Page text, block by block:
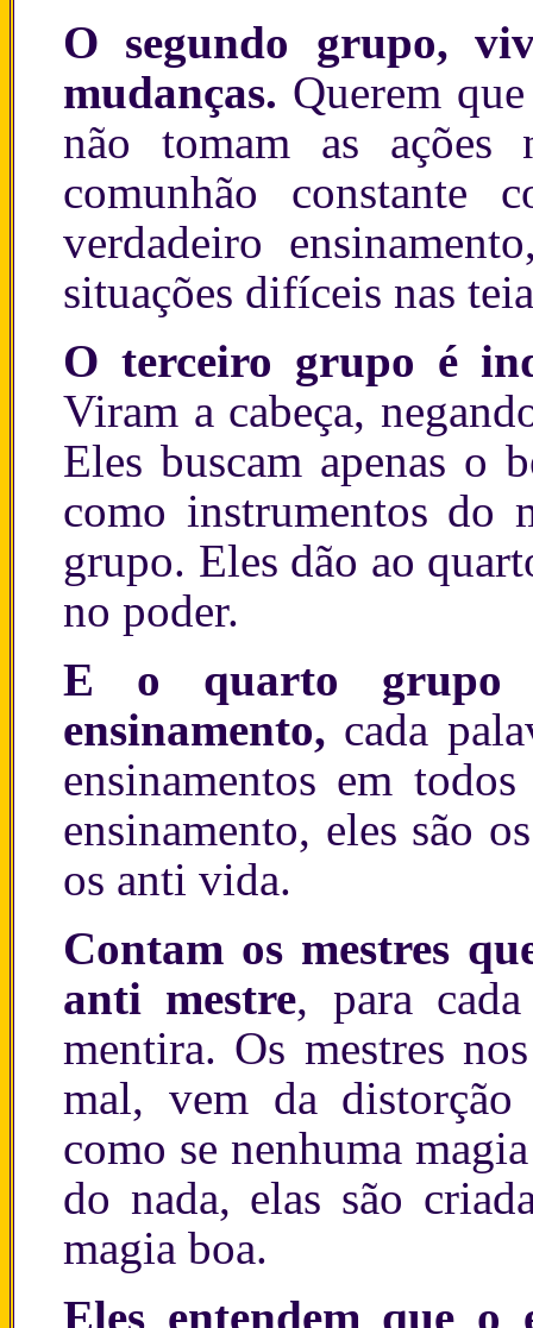
O segundo grupo,
mudanças. Querem
não tomam as ações
comunhão constante
verdadeiro
situações difíceis nas
O terceiro grupo é
Viram a cabeça,
Eles buscam apenas o
como instrumentos do
grupo. Eles dão ao
no poder.
E o quarto grupo
ensinamento, cada
ensinamentos em
ensinamento, eles são
os anti vida.
Contam os mestres
anti mestre, para
mentira. Os mestres
mal, vem da
como se nenhuma
do nada, elas são
magia boa.
Eles entendem que o